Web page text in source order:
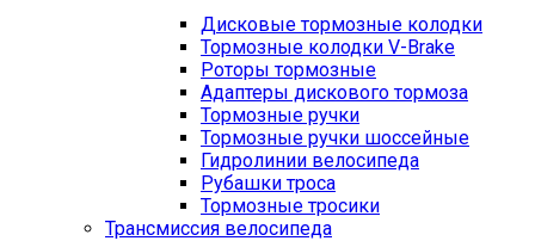
Дисковые тормозные колодки
Тормозные колодки V-Brake
Роторы тормозные
Адаптеры дискового тормоза
Тормозные ручки
Тормозные ручки шоссейные
Гидролинии велосипеда
Рубашки троса
Тормозные тросики
Трансмиссия велосипеда